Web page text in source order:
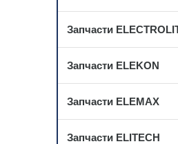
Запчасти
Запчасти ELEKON
Запчасти ELEMAX
Запчасти ELITECH